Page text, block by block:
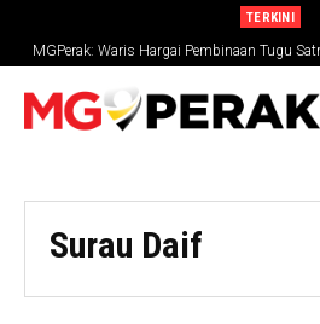
TERKINI
MGPerak: Waris Hargai Pembinaan Tugu
Negara Terus
Surau Daif